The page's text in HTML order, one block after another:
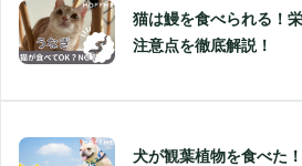
猫は鰻を食べられる！
注意点を徹底解説！
犬が観葉植物を食べた